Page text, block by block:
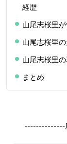
経歴
山尾志桜里
山尾志桜里
山尾志桜里
まとめ
--------------